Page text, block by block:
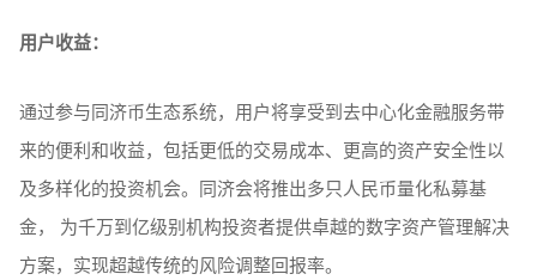
用户收益：
通过参与同济币生态系统，用户将享受到去中心化金融服务带
来的便利和收益，包括更低的交易成本、更高的资产安全性以
及多样化的投资机会。同济会将推出多只人民币量化私募基
金， 为千万到亿级别机构投资者提供卓越的数字资产管理解决
方案，实现超越传统的风险调整回报率。